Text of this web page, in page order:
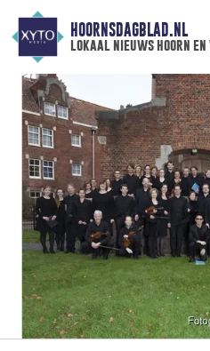
HOORNSDAGBLAD.NL
lokaal nieuws hoorn